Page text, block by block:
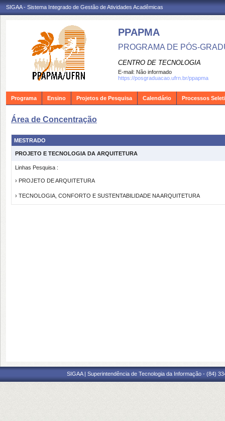
SIGAA - Sistema Integrado de Gestão de Atividades Acadêmicas
PPAPMA
PROGRAMA DE PÓS-
CENTRO DE TECNOLOGIA
E-mail: Não informado
https://posgraduacao.ufrn.br/ppapma
Programa Ensino Projetos de Pesquisa Calendário Processos
Área de Concentração
MESTRADO
PROJETO E TECNOLOGIA DA ARQUITETURA
Linhas Pesquisa :
› PROJETO DE ARQUITETURA
› TECNOLOGIA, CONFORTO E SUSTENTABILIDADE NA ARQUITETURA
SIGAA | Superintendência de Tecnologia da Informação - (84)